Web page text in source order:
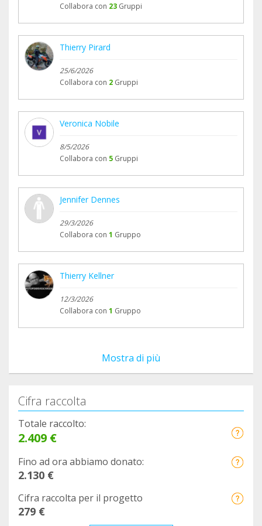
Collabora con 23 Gruppi
Thierry Pirard
25/6/2026
Collabora con 2 Gruppi
Veronica Nobile
8/5/2026
Collabora con 5 Gruppi
Jennifer Dennes
29/3/2026
Collabora con 1 Gruppo
Thierry Kellner
12/3/2026
Collabora con 1 Gruppo
Mostra di più
Cifra raccolta
Totale raccolto:
2.409 €
Fino ad ora abbiamo donato:
2.130 €
Cifra raccolta per il progetto
279 €